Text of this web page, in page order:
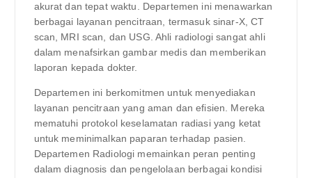
akurat dan tepat waktu. Departemen ini menawarkan
berbagai layanan pencitraan, termasuk sinar-X, CT
scan, MRI scan, dan USG. Ahli radiologi sangat ahli
dalam menafsirkan gambar medis dan memberikan
laporan kepada dokter.
Departemen ini berkomitmen untuk menyediakan
layanan pencitraan yang aman dan efisien. Mereka
mematuhi protokol keselamatan radiasi yang ketat
untuk meminimalkan paparan terhadap pasien.
Departemen Radiologi memainkan peran penting
dalam diagnosis dan pengelolaan berbagai kondisi